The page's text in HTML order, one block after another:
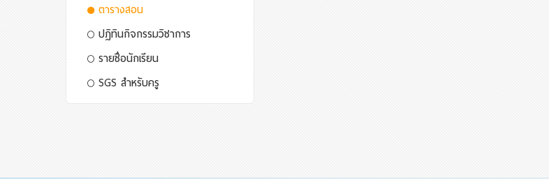
ตารางสอน
ปฏิทินกิจกรรมวิชาการ
รายชื่อนักเรียน
SGS สำหรับครู